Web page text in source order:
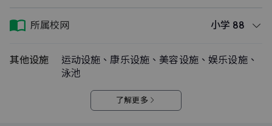
所属校网 小学 88
其他设施
运动设施、康乐设施、美容设施、娱乐设施、
泳池
了解更多